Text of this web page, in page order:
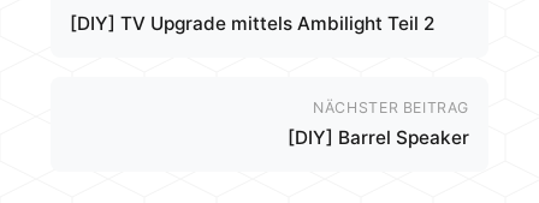
[DIY] TV Upgrade mittels Ambilight Teil 2
NÄCHSTER BEITRAG
[DIY] Barrel Speaker